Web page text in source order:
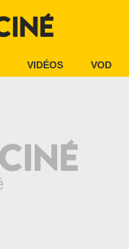
VIDÉOS VOD